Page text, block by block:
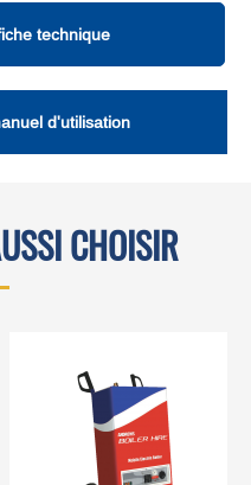
technique
d'utilisation
CHOISIR